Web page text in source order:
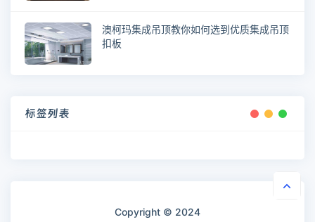
澳柯玛集成吊顶教你如何选到优质集成吊顶
扣板
标签列表
Copyright © 2024